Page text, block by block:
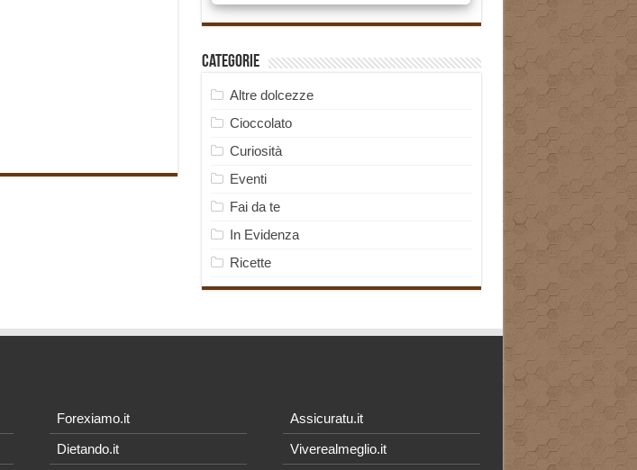
Categorie
Altre dolcezze
Cioccolato
Curiosità
Eventi
Fai da te
In Evidenza
Ricette
Forexiamo.it
Dietando.it
Assicuratu.it
Viverealmeglio.it